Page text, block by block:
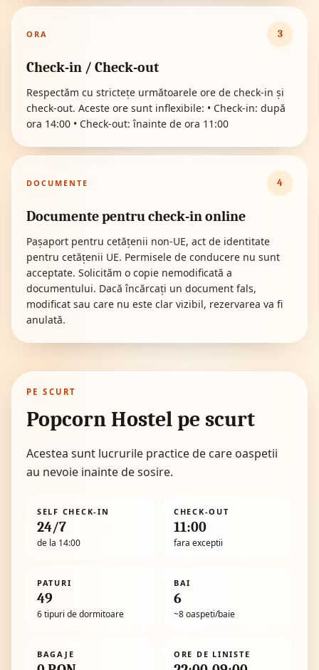
ORA 3
Check-in / Check-out
Respectăm cu strictețe următoarele ore de check-in și
check-out. Aceste ore sunt inflexibile: • Check-in: după
ora 14:00 • Check-out: înainte de ora 11:00
DOCUMENTE 4
Documente pentru check-in online
Pașaport pentru cetățenii non-UE, act de identitate
pentru cetățenii UE. Permisele de conducere nu sunt
acceptate. Solicităm o copie nemodificată a
documentului. Dacă încărcați un document fals,
modificat sau care nu este clar vizibil, rezervarea va fi
anulată.
PE SCURT
Popcorn Hostel pe scurt
Acestea sunt lucrurile practice de care oaspetii
au nevoie inainte de sosire.
SELF CHECK-IN
24/7
de la 14:00
CHECK-OUT
11:00
fara exceptii
PATURI
49
6 tipuri de dormitoare
BAI
6
~8 oaspeti/baie
BAGAJE ORE DE LINISTE